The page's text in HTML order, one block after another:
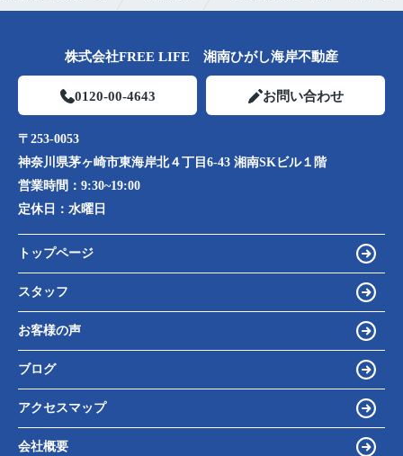
株式会社FREE LIFE 湘南ひがし海岸不動産
0120-00-4643 お問い合わせ
〒253-0053
神奈川県茅ヶ崎市東海岸北４丁目6-43 湘南SKビル１階
営業時間： 9:30~19:00
定休日： 水曜日
トップページ
スタッフ
お客様の声
ブログ
アクセスマップ
会社概要